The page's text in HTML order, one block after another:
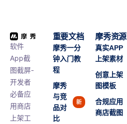
软件
App截
图截屏-
开发者
必备应
用商店
上架工
重要文档
摩秀一分
钟入门教
程
摩秀
与竞
品对
比
新
摩秀资源
真实APP
上架素材
创意上架
图模板
合规应用
商店截图